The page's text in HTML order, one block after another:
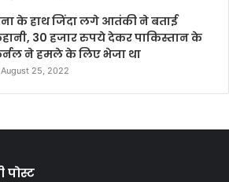
के हाथ जिंदा लगे आतंकी ने बताई
30 हजार रुपये देकर पाकिस्तान के
ने हमले के लिए भेजा था
August 25, 2022
पोस्ट